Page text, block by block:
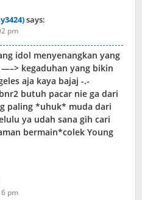
says:
pm
idol menyenangkan yang
kegaduhan yang bikin
aja kaya bajaj -.-
butuh pacar nie ga dari
paling *uhuk* muda dari
ya udah sana gih cari
bermain*colek Young
pm